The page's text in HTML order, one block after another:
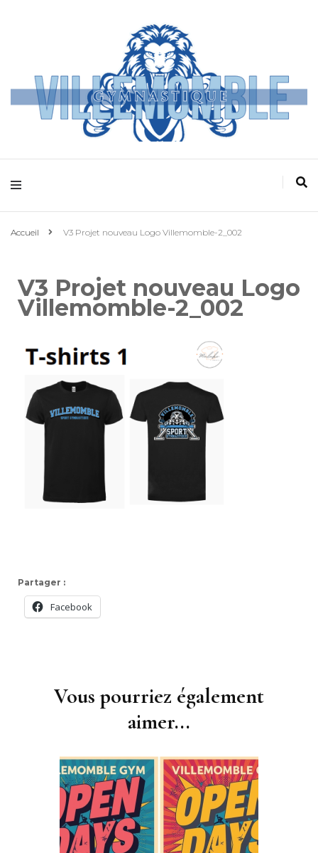
Villemomble
Gymnastique
Accueil V3 Projet nouveau Logo Villemomble-2_002
V3 Projet nouveau Logo
Villemomble-2_002
Partager :
Facebook
Vous pourriez également
aimer...